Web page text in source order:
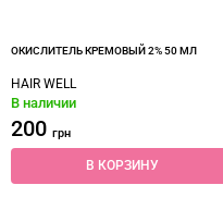
ОКИСЛИТЕЛЬ КРЕМОВЫЙ 2% 50 МЛ
HAIR WELL
В наличии
200 грн
В КОРЗИНУ